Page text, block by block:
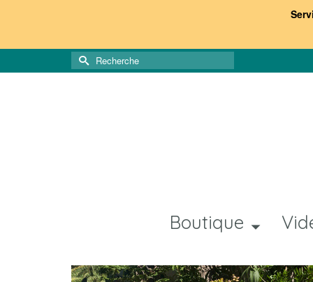
Rechercher :
Boutique